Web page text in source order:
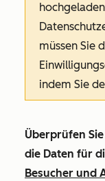
müssen Sie
indem Sie
Überprüfen
die Daten für
Besucher und